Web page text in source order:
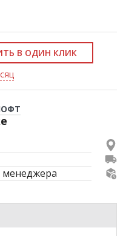
В ОДИН КЛИК
менеджера